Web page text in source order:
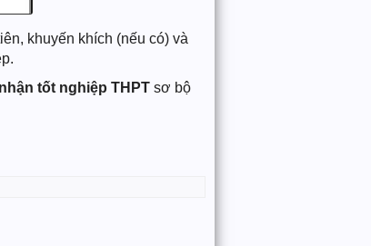
khuyến khích (nếu có) và
tốt nghiệp THPT sơ bộ